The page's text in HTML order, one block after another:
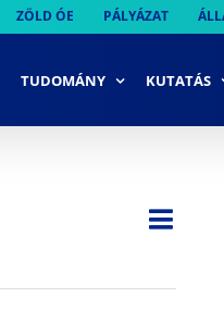
ZÖLD ÓE PÁLYÁZAT
TUDOMÁNY KUTATÁS
Nap